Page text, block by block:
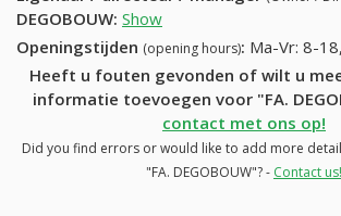
DEGOBOUW: Show
Openingstijden (opening hours): Ma-Vr: 8-
Heeft u fouten gevonden of wilt u
informatie toevoegen voor "FA.
contact met ons op!
Did you find errors or would like to add more
"FA. DEGOBOUW"? - Contact us!